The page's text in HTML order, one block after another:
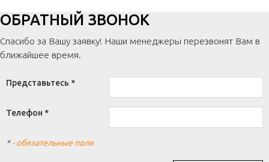
ОБРАТНЫЙ ЗВОНОК
Спасибо за Вашу заявку! Наши менеджеры перезвонят Вам в
ближайшее время.
Представьтесь *
Телефон *
*- обязательные поля